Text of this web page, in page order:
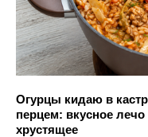
Огурцы кидаю в
перцем: вкусное
хрустящее